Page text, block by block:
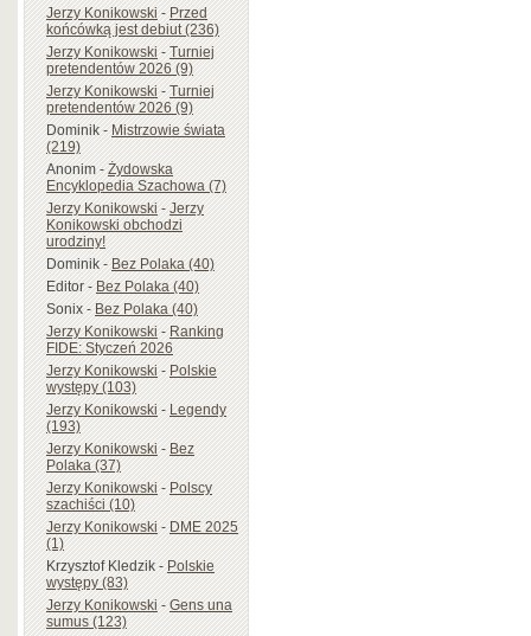
Jerzy Konikowski-Przed
końcówką jest debiut (236)
Jerzy Konikowski-Turniej
pretendentów 2026 (9)
Jerzy Konikowski-Turniej
pretendentów 2026 (9)
Dominik-Mistrzowie świata
(219)
Anonim-Żydowska
Encyklopedia Szachowa (7)
Jerzy Konikowski-Jerzy
Konikowski obchodzi
urodziny!
Dominik-Bez Polaka (40)
Editor-Bez Polaka (40)
Sonix-Bez Polaka (40)
Jerzy Konikowski-Ranking
FIDE: Styczeń 2026
Jerzy Konikowski-Polskie
występy (103)
Jerzy Konikowski-Legendy
(193)
Jerzy Konikowski-Bez
Polaka (37)
Jerzy Konikowski-Polscy
szachiści (10)
Jerzy Konikowski-DME 2025
(1)
Krzysztof Kledzik-Polskie
występy (83)
Jerzy Konikowski-Gens una
sumus (123)